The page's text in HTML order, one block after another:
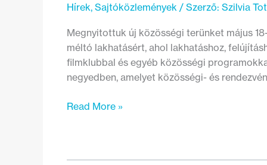
Hírek, Sajtóközlemények / Szerző: Szilvia
Megnyitottuk új közösségi terünket május
méltó lakhatásért, ahol lakhatáshoz,
filmklubbal és egyéb közösségi
negyedben, amelyet közösségi- és
Megnyitottuk
Read More »